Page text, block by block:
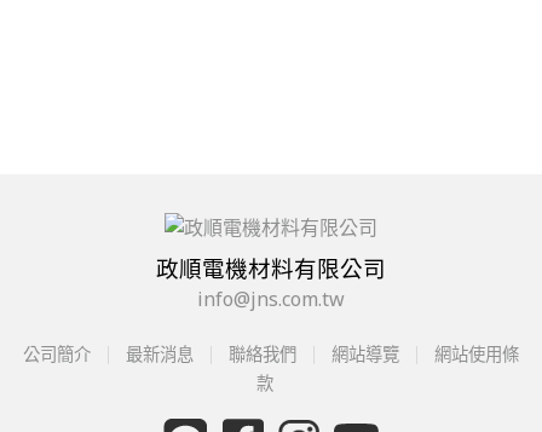
政順電機材料有限公司
info@jns.com.tw
公司簡介 最新消息 聯絡我們 網站導覽
網站使用條
款